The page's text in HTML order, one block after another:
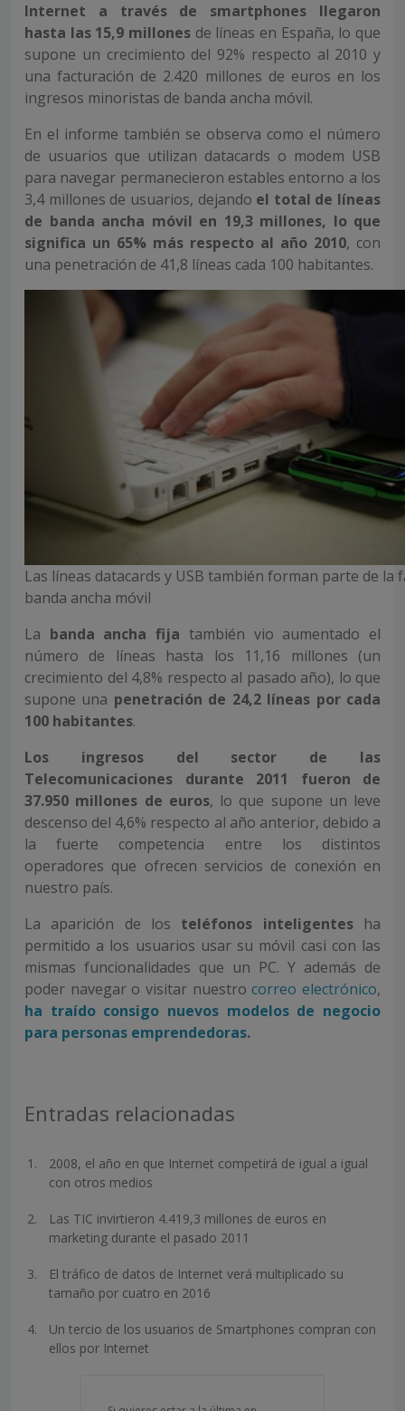
Internet a través de smartphones llegaron
hasta las 15,9 millones de líneas en España, lo que
supone un crecimiento del 92% respecto al 2010 y
una facturación de 2.420 millones de euros en los
ingresos minoristas de banda ancha móvil.
En el informe también se observa como el número
de usuarios que utilizan datacards o modem USB
para navegar permanecieron estables entorno a los
3,4 millones de usuarios, dejando el total de líneas
de banda ancha móvil en 19,3 millones, lo que
significa un 65% más respecto al año 2010, con
una penetración de 41,8 líneas cada 100 habitantes.
Las líneas datacards y USB también forman parte de la
banda ancha móvil
La banda ancha fija también vio aumentado el
número de líneas hasta los 11,16 millones (un
crecimiento del 4,8% respecto al pasado año), lo que
supone una penetración de 24,2 líneas por cada
100 habitantes.
Los ingresos del sector de las
Telecomunicaciones durante 2011 fueron de
37.950 millones de euros, lo que supone un leve
descenso del 4,6% respecto al año anterior, debido a
la fuerte competencia entre los distintos
operadores que ofrecen servicios de conexión en
nuestro país.
La aparición de los teléfonos inteligentesha
permitido a los usuarios usar su móvil casi con las
mismas funcionalidades que un PC. Y además de
poder navegar o visitar nuestrocorreo electrónico,
ha traído consigo nuevos modelos de negocio
para personas emprendedoras.
Entradas relacionadas
2008, el año en que Internet competirá de igual a igual
con otros medios
Las TIC invirtieron 4.419,3 millones de euros en
marketing durante el pasado 2011
El tráfico de datos de Internet verá multiplicado su
tamaño por cuatro en 2016
Un tercio de los usuarios de Smartphones compran con
ellos por Internet